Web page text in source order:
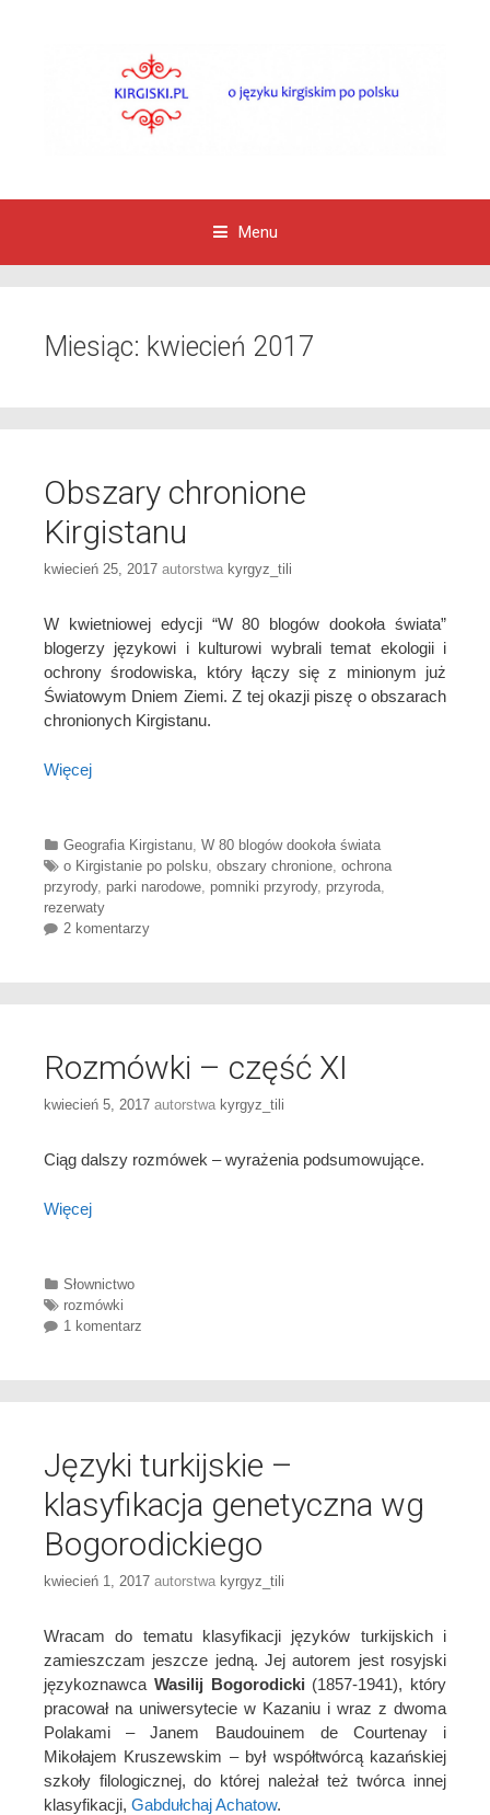
Menu
Miesiąc: kwiecień 2017
Obszary chronione
Kirgistanu
kwiecień 25, 2017 autorstwa kyrgyz_tili
W kwietniowej edycji “W 80 blogów dookoła świata”
blogerzy językowi i kulturowi wybrali temat ekologii i
ochrony środowiska, który łączy się z minionym już
Światowym Dniem Ziemi. Z tej okazji piszę o obszarach
chronionych Kirgistanu.
Więcej
Categories
Geografia Kirgistanu W 80 blogów dookoła świata
Tags
o Kirgistanie po polsku obszary chronione ochrona
przyrody, parki narodowe pomniki przyrody, przyroda
rezerwaty
2 komentarzy
Rozmówki – część XI
kwiecień 5, 2017 autorstwa kyrgyz_tili
Ciąg dalszy rozmówek – wyrażenia podsumowujące.
Więcej
Categories
Słownictwo
Tags
rozmówki
1 komentarz
Języki turkijskie –
klasyfikacja genetyczna wg
Bogorodickiego
kwiecień 1, 2017 autorstwa kyrgyz_tili
Wracam do tematu klasyfikacji języków turkijskich i
zamieszczam jeszcze jedną. Jej autorem jest rosyjski
językoznawca Wasilij Bogorodicki (1857-1941), który
pracował na uniwersytecie w Kazaniu i wraz z dwoma
Polakami – Janem Baudouinem de Courtenay i
Mikołajem Kruszewskim – był współtwórcą kazańskiej
szkoły filologicznej, do której należał też twórca innej
klasyfikacji, Gabdułchaj Achatow.